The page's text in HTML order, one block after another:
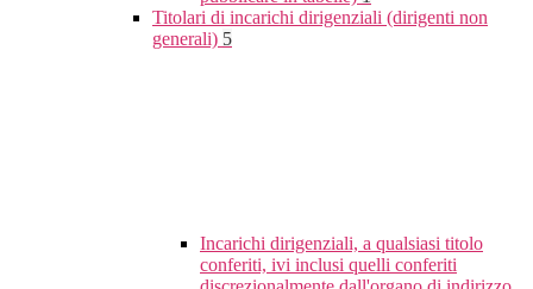
Titolari di incarichi dirigenziali (dirigenti non
generali) 5
Incarichi dirigenziali, a qualsiasi titolo
conferiti, ivi inclusi quelli conferiti